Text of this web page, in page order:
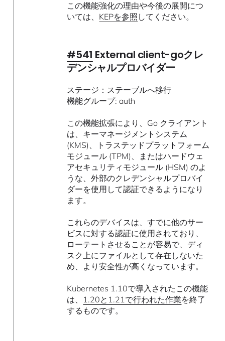
この機能強化の理由や今後の展開につ
いては、 KEPを参照 してください。
#541 External client-goクレ
デンシャルプロバイダー
ステージ：ステーブルへ移行
機能グループ: auth
この機能拡張により、Go クライアント
は、キーマネージメントシステム
(KMS)、トラステッドプラットフォーム
モジュール (TPM)、またはハードウェ
アセキュリティモジュール (HSM) のよ
うな、外部のクレデンシャルプロバイ
ダーを使用して認証できるようになり
ます。
これらのデバイスは、すでに他のサー
ビスに対する認証に使用されており、
ローテートさせることが容易で、ディ
スク上にファイルとして存在しないた
め、より安全性が高くなっています。
Kubernetes 1.10で導入されたこの機能
は、 1.20と1.21で行われた作業を終了
するものです。